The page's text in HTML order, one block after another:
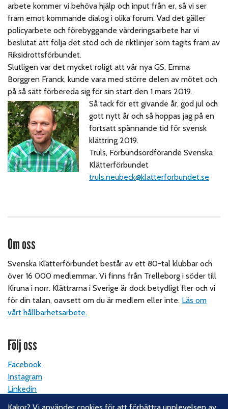
arbete kommer vi behöva hjälp och input från er, så vi ser
fram emot kommande dialog i olika forum. Vad det gäller
policyarbete och förebyggande värderingsarbete har vi
beslutat att följa det stöd och de riktlinjer som tagits fram av
Riksidrottsförbundet.
Slutligen var det mycket roligt att vår nya GS, Emma
Borggren Franck, kunde vara med större delen av mötet och
på så sätt förbereda sig för sin start den 1 mars 2019.
Så tack för ett givande år, god jul och
gott nytt år och så hoppas jag på en
fortsatt spännande tid för svensk
klättring 2019.
Truls, Förbundsordförande Svenska
Klätterförbundet
truls.neubeck@klatterforbundet.se
Om oss
Svenska Klätterförbundet består av ett 80-tal klubbar och
över 16 000 medlemmar. Vi finns från Trelleborg i söder till
Kiruna i norr. Klättrarna i Sverige är dock betydligt fler och vi
för din talan, oavsett om du är medlem eller inte. Läs om
vårt hållbarhetsarbete.
Följ oss
Facebook
Instagram
Linkedin